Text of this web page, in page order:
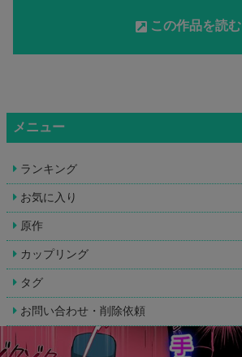
この作品を読む
メニュー
ランキング
お気に入り
原作
カップリング
タグ
お問い合わせ・削除依頼